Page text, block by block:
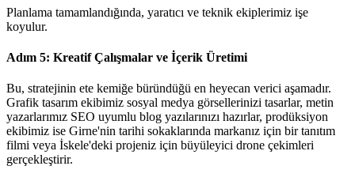
Planlama tamamlandığında, yaratıcı ve teknik ekiplerimiz işe
koyulur.
Adım 5: Kreatif Çalışmalar ve İçerik Üretimi
Bu, stratejinin ete kemiğe büründüğü en heyecan verici aşamadır.
Grafik tasarım ekibimiz sosyal medya görsellerinizi tasarlar, metin
yazarlarımız SEO uyumlu blog yazılarınızı hazırlar, prodüksiyon
ekibimiz ise Girne'nin tarihi sokaklarında markanız için bir tanıtım
filmi veya İskele'deki projeniz için büyüleyici drone çekimleri
gerçekleştirir.